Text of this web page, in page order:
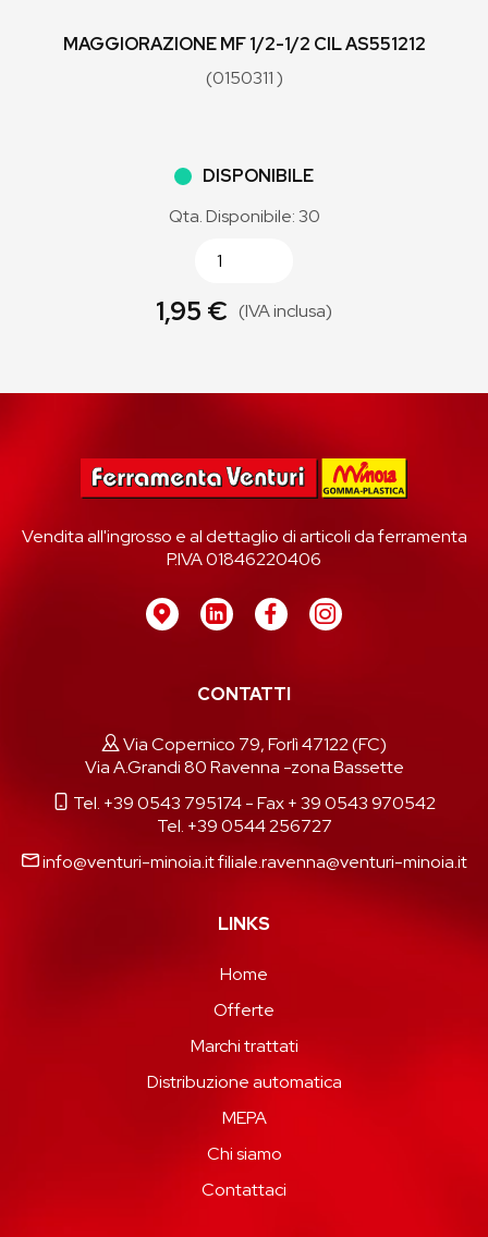
MAGGIORAZIONE MF 1/2-1/2 CIL AS551212
(0150311 )
DISPONIBILE
Qta. Disponibile: 30
1,95 € (IVA inclusa)
Vendita all'ingrosso e al dettaglio di articoli da ferramenta
P.IVA 01846220406
CONTATTI
Via Copernico 79, Forlì 47122 (FC)
Via A.Grandi 80 Ravenna -zona Bassette
Tel. +39 0543 795174- Fax + 39 0543 970542
Tel. +39 0544 256727
info@venturi-minoia.itfiliale.ravenna@venturi-minoia.it
LINKS
Home
Offerte
Marchi trattati
Distribuzione automatica
MEPA
Chi siamo
Contattaci